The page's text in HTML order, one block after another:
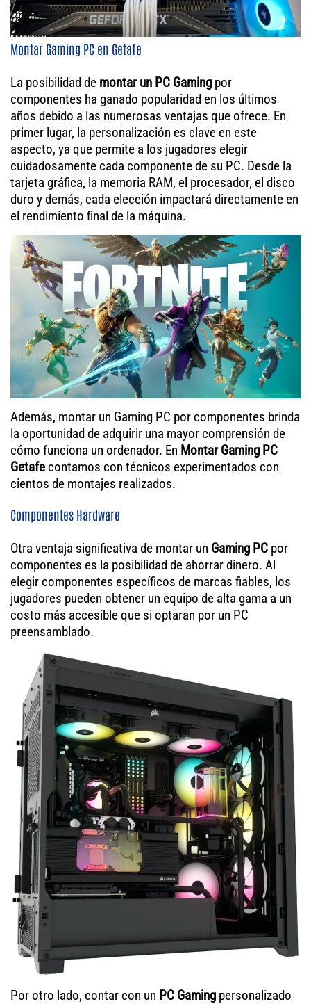
Montar Gaming PC en Getafe
La posibilidad de montar un PC Gaming por
componentes ha ganado popularidad en los últimos
años debido a las numerosas ventajas que ofrece. En
primer lugar, la personalización es clave en este
aspecto, ya que permite a los jugadores elegir
cuidadosamente cada componente de su PC. Desde la
tarjeta gráfica, la memoria RAM, el procesador, el disco
duro y demás, cada elección impactará directamente en
el rendimiento final de la máquina.
Además, montar un Gaming PC por componentes brinda
la oportunidad de adquirir una mayor comprensión de
cómo funciona un ordenador. En Montar Gaming PC
Getafe contamos con técnicos experimentados con
cientos de montajes realizados.
Componentes Hardware
Otra ventaja significativa de montar un Gaming PC por
componentes es la posibilidad de ahorrar dinero. Al
elegir componentes específicos de marcas fiables, los
jugadores pueden obtener un equipo de alta gama a un
costo más accesible que si optaran por un PC
preensamblado.
Por otro lado, contar con un PC Gaming personalizado